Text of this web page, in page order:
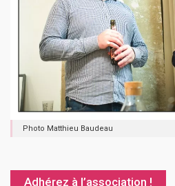
Photo Matthieu Baudeau
Adhérez à l’association !